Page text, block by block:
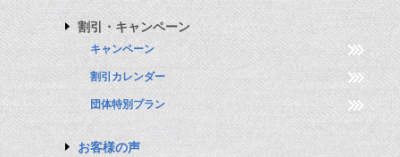
割引・キャンペーン
キャンペーン
割引カレンダー
団体特別プラン
お客様の声